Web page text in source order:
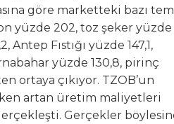
göre marketteki bazı
yüzde 202, toz şeker yüzde
Antep Fıstığı yüzde 147,1,
yüzde 130,8, pirinç
ortaya çıkıyor. TZOB’un
artan üretim maliyetleri
Gerçekler